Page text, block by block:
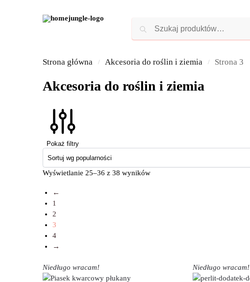
Strona główna / Akcesoria do roślin i ziemia / Strona 3
Akcesoria do roślin i ziemia
Pokaż filtry
Wyświetlanie 25–36 z 38 wyników
←
1
2
3
4
→
Niedługo wracam! Niedługo wracam!